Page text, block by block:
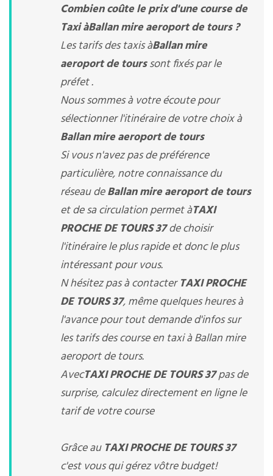
Combien coûte le prix d'une course de
Taxi àBallan mire aeroport de tours?
Les tarifs des taxis àBallan mire
aeroport de tourssont fixés par le
préfet .
Nous sommes à votre écoute pour
sélectionner l'itinéraire de votre choix à
Ballan mire aeroport de tours
Si vous n'avez pas de préférence
particulière, notre connaissance du
réseau deBallan mire aeroport de tours
et de sa circulation permet àTAXI
PROCHE DE TOURS 37de choisir
l'itinéraire le plus rapide et donc le plus
intéressant pour vous.
N hésitez pas à contacterTAXI PROCHE
DE TOURS 37, même quelques heures à
l'avance pour tout demande d'infos sur
les tarifs des course en taxi à Ballan mire
aeroport de tours.
AvecTAXI PROCHE DE TOURS 37pas de
surprise, calculez directement en ligne le
tarif de votre course
Grâce au TAXI PROCHE DE TOURS 37
c'est vous qui gérez vôtre budget!